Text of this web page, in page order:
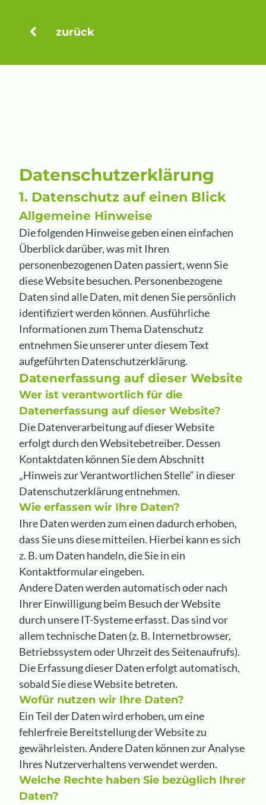
zurück
Datenschutzerklärung
1. Datenschutz auf einen Blick
Allgemeine Hinweise
Die folgenden Hinweise geben einen einfachen
Überblick darüber, was mit Ihren
personenbezogenen Daten passiert, wenn Sie
diese Website besuchen. Personenbezogene
Daten sind alle Daten, mit denen Sie persönlich
identifiziert werden können. Ausführliche
Informationen zum Thema Datenschutz
entnehmen Sie unserer unter diesem Text
aufgeführten Datenschutzerklärung.
Datenerfassung auf dieser Website
Wer ist verantwortlich für die
Datenerfassung auf dieser Website?
Die Datenverarbeitung auf dieser Website
erfolgt durch den Websitebetreiber. Dessen
Kontaktdaten können Sie dem Abschnitt
„Hinweis zur Verantwortlichen Stelle“ in dieser
Datenschutzerklärung entnehmen.
Wie erfassen wir Ihre Daten?
Ihre Daten werden zum einen dadurch erhoben,
dass Sie uns diese mitteilen. Hierbei kann es sich
z. B. um Daten handeln, die Sie in ein
Kontaktformular eingeben.
Andere Daten werden automatisch oder nach
Ihrer Einwilligung beim Besuch der Website
durch unsere IT-Systeme erfasst. Das sind vor
allem technische Daten (z. B. Internetbrowser,
Betriebssystem oder Uhrzeit des Seitenaufrufs).
Die Erfassung dieser Daten erfolgt automatisch,
sobald Sie diese Website betreten.
Wofür nutzen wir Ihre Daten?
Ein Teil der Daten wird erhoben, um eine
fehlerfreie Bereitstellung der Website zu
gewährleisten. Andere Daten können zur Analyse
Ihres Nutzerverhaltens verwendet werden.
Welche Rechte haben Sie bezüglich Ihrer
Daten?